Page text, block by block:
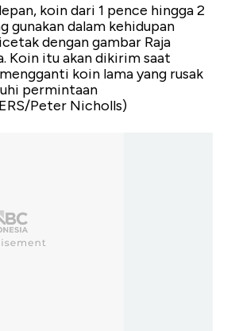
koin dari 1 pence hingga 2
gunakan dalam kehidupan
dengan gambar Raja
Koin itu akan dikirim saat
koin lama yang rusak
permintaan
Peter Nicholls)